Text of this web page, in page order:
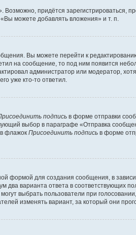
придётся зарегистрироваться,
можете добавлять вложения» и т. п.
Вы можете перейти к
на сообщение, то под ним появится
администратор или модератор,
уже кто-то ответил.
подпись в форме отправки
выбор в параграфе «Отправка
флажок Присоединить подпись в форме
формой для создания сообщения, в
два варианта ответа в соответствующих
выбрать пользователи при
изменять вариант, за который они